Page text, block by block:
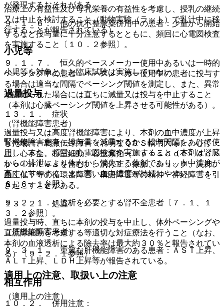
治療上の有益性及び母乳栄養の有益性を考慮し、授乳の継続
又は中止を検討すること（動物実験（ラット）で乳汁中に移
行することが報告されている）。
小児等
小児等を対象とした臨床試験は実施していない。
過量投与
１３．１． 症状
過量投与又は高度腎機能障害により、本剤の血中濃度が上昇
した場合、刺激伝導障害（著明なＱＲＳ幅増大等）、心停
止、心不全、心室細動、心室頻拍（Ｔｏｒｓａｄｅ ｄｅ
ｐｏｉｎｔｅｓを含む）、洞停止、徐脈、ショック、失神、
血圧低下等の循環器障害、構語障害等の精神・神経障害を引
き起こすことがある。
１３．２． 処置
過量投与時、直ちに本剤の投与を中止し、体外ペーシングや
直流除細動を考慮する等適切な対症療法を行うこと（なお、
本剤の血液透析による除去率は最大約３０％と報告されてい
る）〔９．２．１参照〕。
適用上の注意、取扱い上の注意
（適用上の注意）
が発現するおそれがある。
９．１．６． 他の抗不整脈薬併用中の患者：少量から開始
するなど投与量に十分注意するとともに、頻回に心電図検査
を実施すること〔１０．２参照〕。
９．１．７． 恒久的ペースメーカー使用中あるいは一時的
ペーシング中の患者：ペースメーカー使用中の患者に投与す
る場合は適当な間隔でペーシング閾値を測定し、また、異常
が認められた場合には直ちに減量又は投与を中止すること
（本剤は心臓ペーシング閾値を上昇させる可能性がある）。
（腎機能障害患者）
腎機能障害患者：投与量を減量するか、投与間隔をあけて使
用し、また、頻回に心電図検査を実施すること（本剤は腎臓
からの排泄により体内から消失する薬剤であり、血中濃度が
高くなりやすく、また高い血中濃度が持続しやすい）〔１
６．６．１参照〕。
９．２．１． 透析を必要とする腎不全患者〔７．１、１
３．２参照〕。
（肝機能障害患者）
９．３．１． 重篤な肝機能障害のある患者：ＡＳＴ上昇、
ＡＬＴ上昇、ＬＤＨ上昇等が報告されている。
相互作用
１０．２． 併用注意：